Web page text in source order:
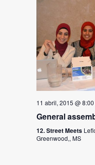
11 abril, 2015 @
General
12. Street Meets
Greenwood,, MS